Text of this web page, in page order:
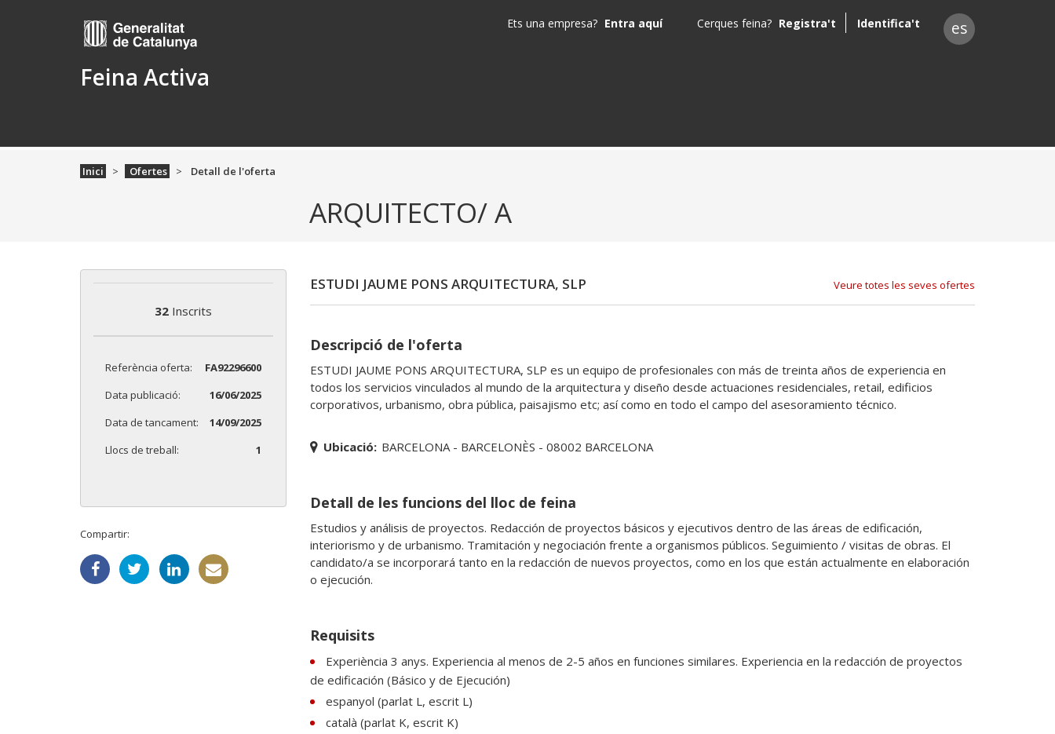
Feina Activa
Ets una empresa? Entra aquí Cerques feina? Registra't Identifica't es
Inici Ofertes Detall de l'oferta
ARQUITECTO/ A
32Inscrits
Referència oferta:
FA92296600
Data publicació:
16/06/2025
Data de tancament:
14/09/2025
Llocs de treball:
1
Compartir:
ESTUDI JAUME PONS ARQUITECTURA, SLP Veure totes les seves ofertes
Descripció de l'oferta
ESTUDI JAUME PONS ARQUITECTURA, SLP es un equipo de profesionales con más de treinta años de experiencia en
todos los servicios vinculados al mundo de la arquitectura y diseño desde actuaciones residenciales, retail, edificios
corporativos, urbanismo, obra pública, paisajismo etc; así como en todo el campo del asesoramiento técnico.
Ubicació: BARCELONA - BARCELONÈS - 08002 BARCELONA
Detall de les funcions del lloc de feina
Estudios y análisis de proyectos. Redacción de proyectos básicos y ejecutivos dentro de las áreas de edificación,
interiorismo y de urbanismo. Tramitación y negociación frente a organismos públicos. Seguimiento / visitas de obras. El
candidato/a se incorporará tanto en la redacción de nuevos proyectos, como en los que están actualmente en elaboración
o ejecución.
Requisits
Experiència 3 anys. Experiencia al menos de 2-5 años en funciones similares. Experiencia en la redacción de proyectos
de edificación (Básico y de Ejecución)
espanyol (parlat L, escrit L)
català (parlat K, escrit K)